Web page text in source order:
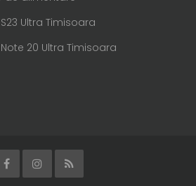
Ultra Timisoara
20 Ultra Timisoara